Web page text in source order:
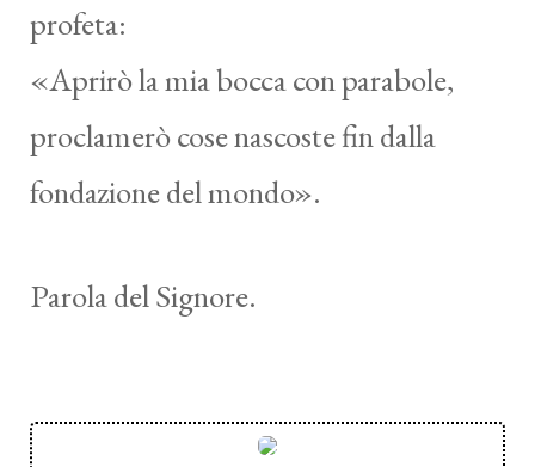
profeta:
«Aprirò la mia bocca con parabole,
proclamerò cose nascoste fin dalla
fondazione del mondo».
Parola del Signore.